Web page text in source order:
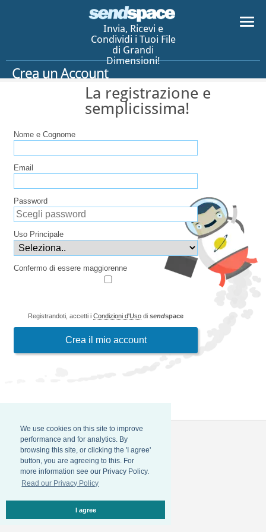
We use cookies on this site to improve
performance and for analytics. By
browsing this site, or clicking the 'I agree'
button, you are agreeing to this. For
more information see our Privacy Policy.
Read our Privacy Policy
I agree
Invia, Ricevi e
Condividi i Tuoi File
di Grandi
Dimensioni!
Crea un Account
La registrazione e
semplicissima!
Nome e Cognome
Email
Password
Uso Principale
Confermo di essere maggiorenne
Registrandoti, accetti i Condizioni d'Uso di sendspace